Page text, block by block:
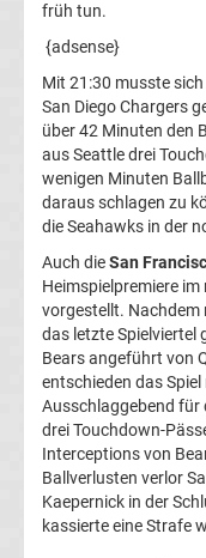
Liga
Ergebnisse
3.
Liga
Ergebnisse
3.
Liga
Tabelle
DFB-
früh tun.
{adsense}
Mit 21:30 musste
San Diego Chargers
über 42 Minuten den
aus Seattle drei
wenigen Minuten
daraus schlagen zu
die Seahawks in der
Auch dieSan
Heimspielpremiere
vorgestellt. Nachdem
das letzte Spielviertel
Bears angeführt von
entschieden das
Ausschlaggebend für
drei Touchdown-
Interceptions von
Ballverlusten verlor
Kaepernick in der
kassierte eine Strafe